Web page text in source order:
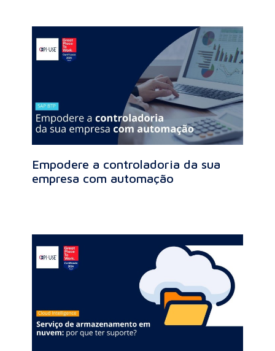
Empodere a controladoria da sua
empresa com automação